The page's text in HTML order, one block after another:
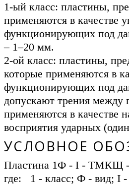
1-ый класс: пластины,
применяются в качестве
функционирующих под
– 1–20 мм.
2-ой класс: пластины,
которые применяются в
функционирующих под
допускают трения между
применяются в качестве
восприятия ударных
УСЛОВНОЕ
Пластина 1Ф - I - ТМКЩ
где: 1 - класс; Ф - вид; I